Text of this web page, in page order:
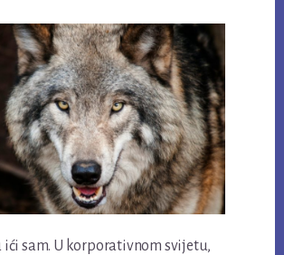
ići sam. U korporativnom svijetu,